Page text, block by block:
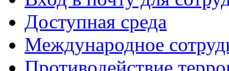
Доступная среда
Международное